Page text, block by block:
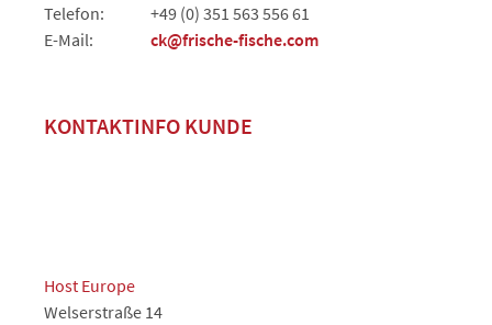
Telefon:
+49 (0) 351 563 556 61
E-Mail:
ck@frische-fische.com
KONTAKTINFO KUNDE
Host Europe
Welserstraße 14